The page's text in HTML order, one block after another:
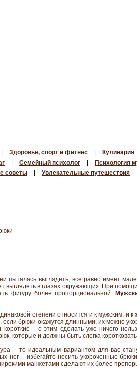
Здоровье, спорт и фитнес Кулинария
Семейный психолог Психология
советы Увлекательные путешествия
выглядеть, все равно имеет
выглядеть в глазах окружающих. При
фигуру более пропорциональной.
степени относится и к мужским, и
брюки окажутся длинными, их можно
– с этим сделать уже ничего
которые и должны быть слегка
– то идеальным вариантом для вас
ног – избегайте носить укороченные
манжетами сделают их более